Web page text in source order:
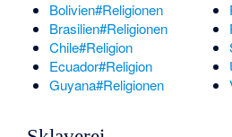
Bolivien#Religionen
Brasilien#Religionen
Chile#Religion
Ecuador#Religion
Guyana#Religionen